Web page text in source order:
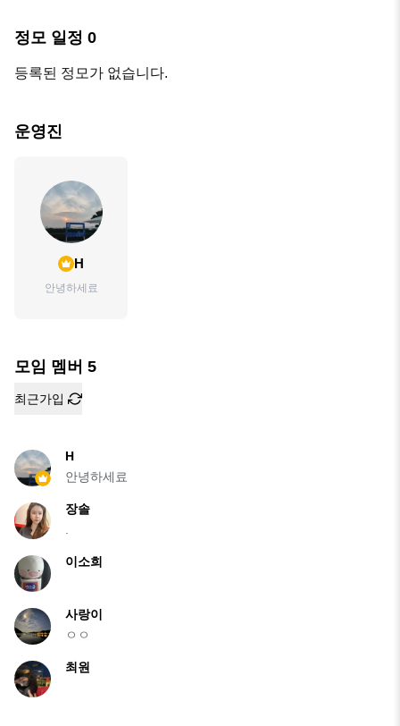
정모 일정 0
등록된 정모가 없습니다.
운영진
H
안녕하세료
모임 멤버 5
최근가입
H
안녕하세료
장솔
.
이소희
사랑이
ㅇㅇ
최원